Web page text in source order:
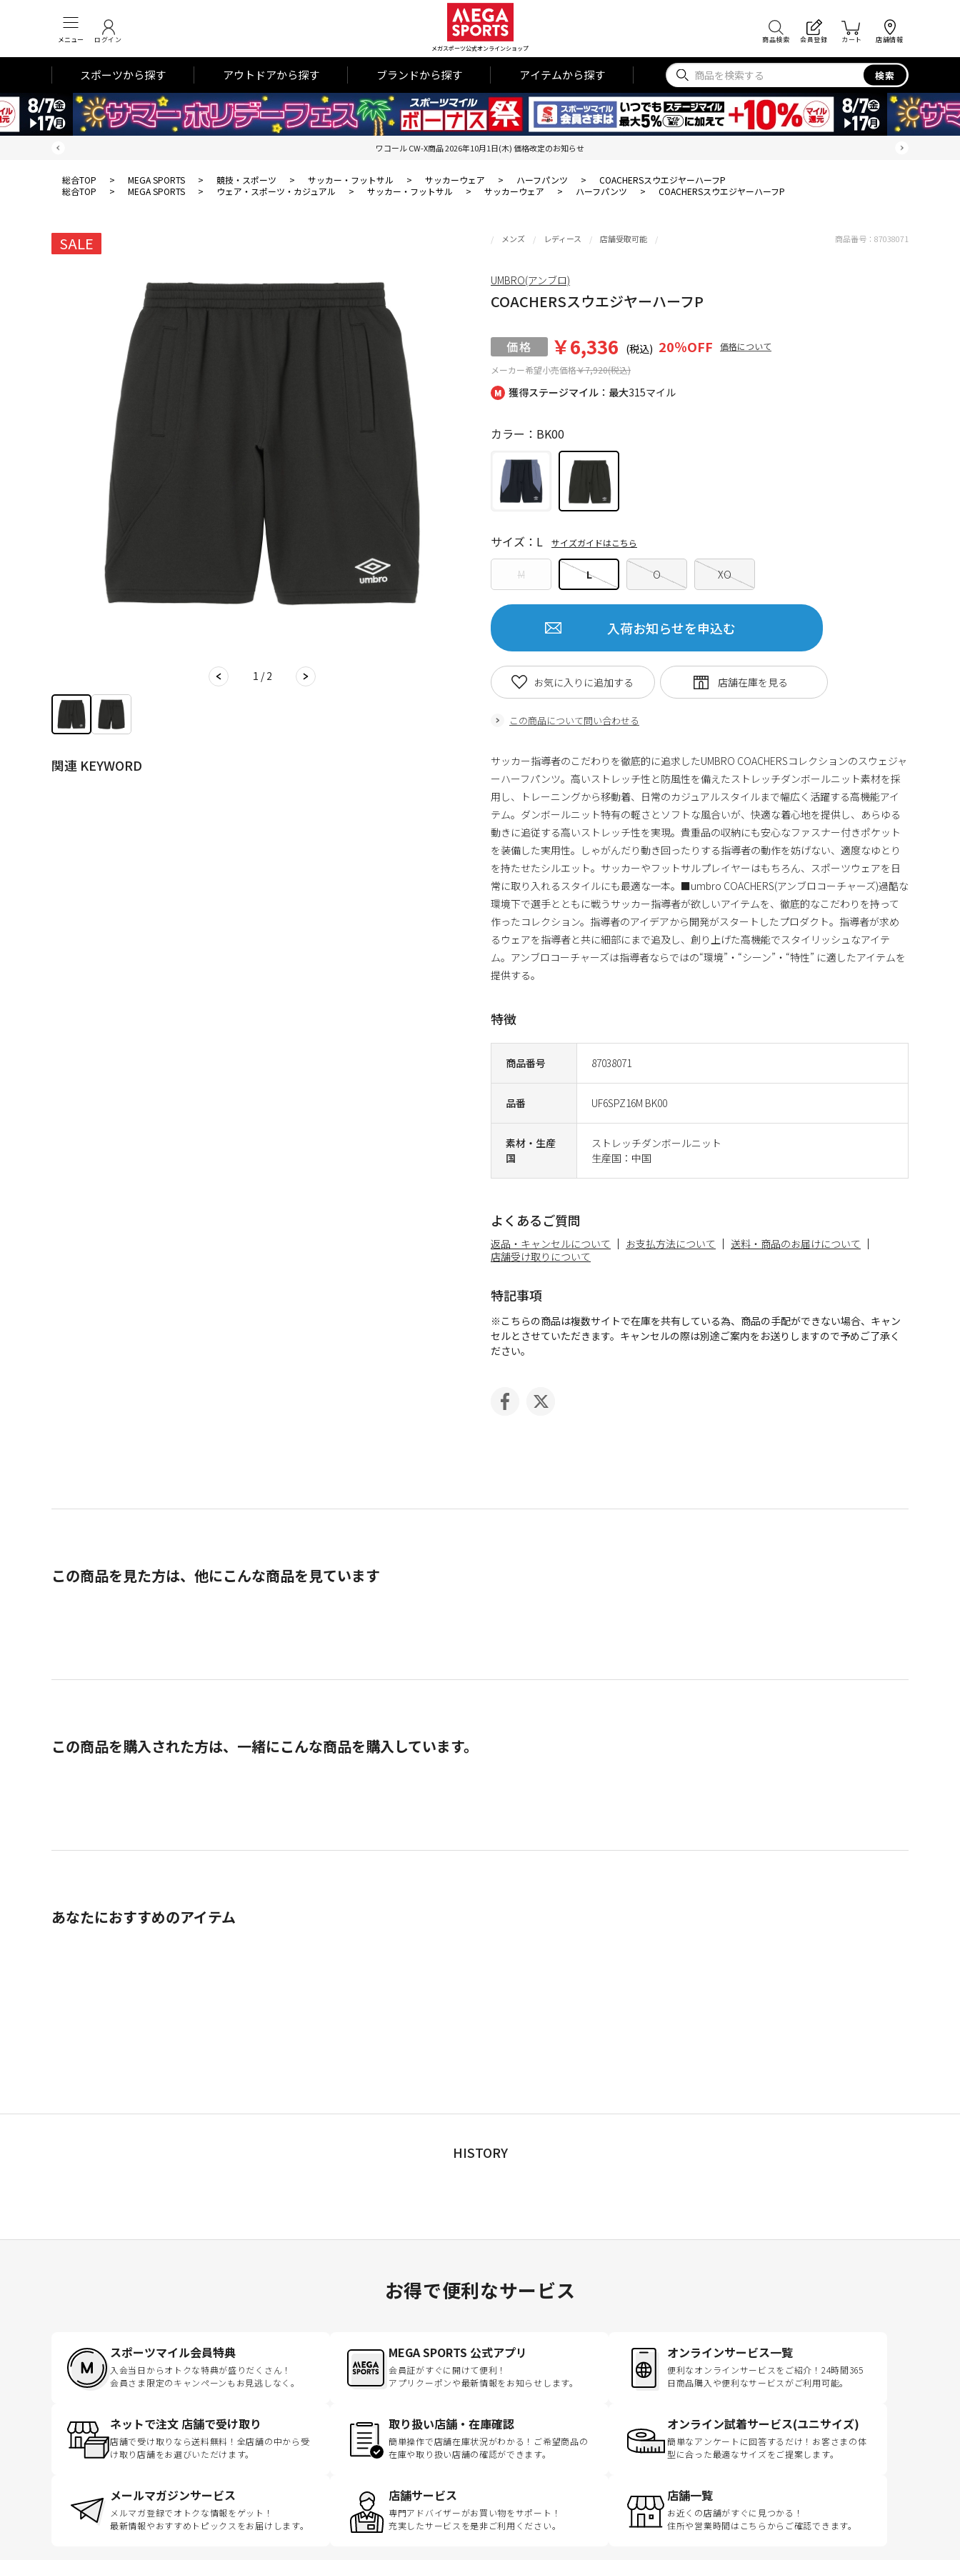
メニュー ログイン
メガスポーツ公式オンラインショップ
商品検索 会員登録 カート 店舗情報
スポーツから探す アウトドアから探す ブランドから探す アイテムから探す 検索
ワコール CW-X商品 2026年10月1日(木) 価格改定のお知らせ
総合TOP > MEGA SPORTS > 競技・スポーツ > サッカー・フットサル > サッカーウェア > ハーフパンツ >
COACHERSスウエジヤーハーフP
総合TOP
> MEGA SPORTS > ウェア・スポーツ・カジュアル > サッカー・フットサル > サッカーウェア > ハーフパンツ > COACHERSスウエジヤーハーフP
SALE
1 / 2
関連 KEYWORD
獲得ステージマイル：最大315マイル
メンズ レディース 店舗受取可能
COACHERSスウエジヤーハーフP
メーカー希望小売価格￥7,920(税込)
￥6,336 (税込) 20％OFF 価格について
商品番号 87038071
品番 UF6SPZ16M BK00
素材・生産
国
ストレッチダンボールニット
生産国：中国
カラー：BK00
M L O XO
サイズ：L サイズガイドはこちら
入荷お知らせを申込む
この商品について問い合わせる
お気に入りに追加する
商品番号： 87038071
UMBRO(アンブロ)
サッカー指導者のこだわりを徹底的に追求したUMBRO COACHERSコレクションのスウェジャ
ーハーフパンツ。高いストレッチ性と防風性を備えたストレッチダンボールニット素材を採
用し、トレーニングから移動着、日常のカジュアルスタイルまで幅広く活躍する高機能アイ
テム。ダンボールニット特有の軽さとソフトな風合いが、快適な着心地を提供し、あらゆる
動きに追従する高いストレッチ性を実現。貴重品の収納にも安心なファスナー付きポケット
を装備した実用性。しゃがんだり動き回ったりする指導者の動作を妨げない、適度なゆとり
を持たせたシルエット。サッカーやフットサルプレイヤーはもちろん、スポーツウェアを日
常に取り入れるスタイルにも最適な一本。■umbro COACHERS(アンブロコーチャーズ)過酷な
環境下で選手とともに戦うサッカー指導者が欲しいアイテムを、徹底的なこだわりを持って
作ったコレクション。指導者のアイデアから開発がスタートしたプロダクト。指導者が求め
るウェアを指導者と共に細部にまで追及し、創り上げた高機能でスタイリッシュなアイテ
ム。アンブロコーチャーズは指導者ならではの“環境”・“シーン”・“特性” に適したアイテムを
提供する。
特徴
よくあるご質問
返品・キャンセルについて お支払方法について
送料・商品のお届けについて
店舗受け取りについて
特記事項
※こちらの商品は複数サイトで在庫を共有している為、商品の手配ができない場合、キャン
セルとさせていただきます。キャンセルの際は別途ご案内をお送りしますので予めご了承く
ださい。
この商品を見た方は、他にこんな商品を見ています
この商品を購入された方は、一緒にこんな商品を購入しています。
あなたにおすすめのアイテム
HISTORY
お得で便利なサービス
スポーツマイル会員特典
入会当日からオトクな特典が盛りだくさん！
会員さま限定のキャンペーンもお見逃しなく。
MEGA SPORTS 公式アプリ
会員証がすぐに開けて便利！
アプリクーポンや最新情報をお知らせします。
オンラインサービス一覧
便利なオンラインサービスをご紹介！24時間365
日商品購入や便利なサービスがご利用可能。
ネットで注文 店舗で受け取り
店舗で受け取りなら送料無料！全店舗の中から受
け取り店舗をお選びいただけます。
取り扱い店舗・在庫確認
簡単操作で店舗在庫状況がわかる！ご希望商品の
在庫や取り扱い店舗の確認ができます。
オンライン試着サービス(ユニサイズ)
簡単なアンケートに回答するだけ！お客さまの体
型に合った最適なサイズをご提案します。
メールマガジンサービス
メルマガ登録でオトクな情報をゲット！
最新情報やおすすめトピックスをお届けします。
店舗サービス
専門アドバイザーがお買い物をサポート！
充実したサービスを是非ご利用ください。
店舗一覧
お近くの店舗がすぐに見つかる！
住所や営業時間はこちらからご確認できます。